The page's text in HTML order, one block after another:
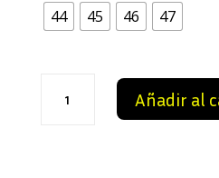
99,00 €.
44
45 46 47
Añadir al